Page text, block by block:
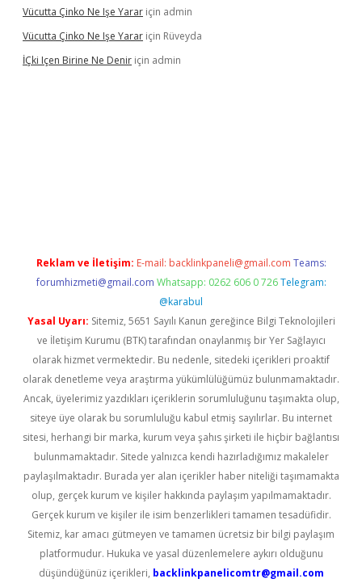
Vücutta Çinko Ne Işe Yarar için admin
Vücutta Çinko Ne Işe Yarar için Rüveyda
İÇki Içen Birine Ne Denir için admin
Reklam ve İletişim: E-mail: backlinkpaneli@gmail.com Teams:
forumhizmeti@gmail.com Whatsapp: 0262 606 0 726 Telegram:
@karabul
Yasal Uyarı: Sitemiz, 5651 Sayılı Kanun gereğince Bilgi Teknolojileri
ve İletişim Kurumu (BTK) tarafından onaylanmış bir Yer Sağlayıcı
olarak hizmet vermektedir. Bu nedenle, sitedeki içerikleri proaktif
olarak denetleme veya araştırma yükümlülüğümüz bulunmamaktadır.
Ancak, üyelerimiz yazdıkları içeriklerin sorumluluğunu taşımakta olup,
siteye üye olarak bu sorumluluğu kabul etmiş sayılırlar. Bu internet
sitesi, herhangi bir marka, kurum veya şahıs şirketi ile hiçbir bağlantısı
bulunmamaktadır. Sitede yalnızca kendi hazırladığımız makaleler
paylaşılmaktadır. Burada yer alan içerikler haber niteliği taşımamakta
olup, gerçek kurum ve kişiler hakkında paylaşım yapılmamaktadır.
Gerçek kurum ve kişiler ile isim benzerlikleri tamamen tesadüfidir.
Sitemiz, kar amacı gütmeyen ve tamamen ücretsiz bir bilgi paylaşım
platformudur. Hukuka ve yasal düzenlemelere aykırı olduğunu
düşündüğünüz içerikleri, backlinkpanelicomtr@gmail.com